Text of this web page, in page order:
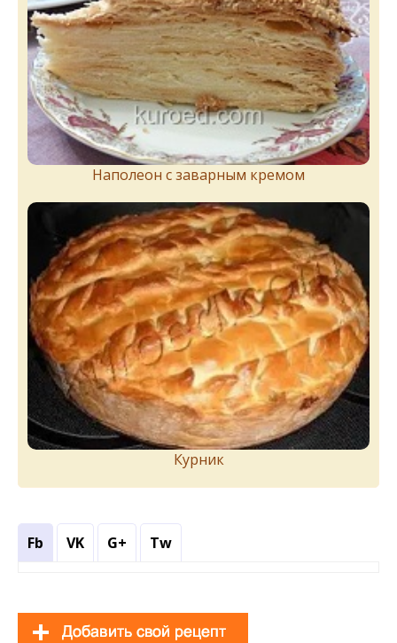
Наполеон с заварным кремом
Курник
Fb VK G+ Tw